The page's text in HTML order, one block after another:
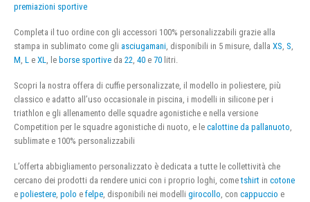
premiazioni sportive
Completa il tuo ordine con gli accessori 100% personalizzabili grazie alla
stampa in sublimato come gli asciugamani , disponibili in 5 misure, dalla XS S
M L e XL , le borse sportive da 22 40 e 70 litri.
Scopri la nostra offera di cuffie personalizzate, il modello in poliestere, più
classico e adatto all’uso occasionale in piscina, i modelli in silicone per i
triathlon e gli allenamento delle squadre agonistiche e nella versione
Competition per le squadre agonistiche di nuoto, e le calottine da pallanuoto,
sublimate e 100% personalizzabili
L’offerta abbigliamento personalizzato è dedicata a tutte le collettività che
cercano dei prodotti da rendere unici con i proprio loghi, cometshirt in cotone
e poliestere, polo e felpe, disponibili nei modelli girocollo, con cappuccio e